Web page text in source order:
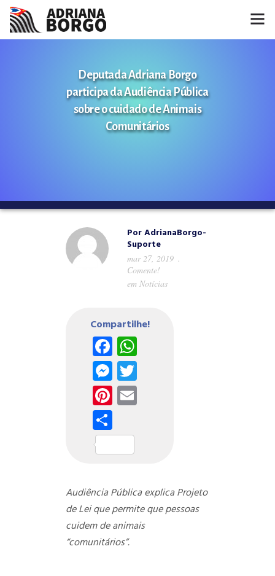
CONHEÇA A ADRIANA
Deputada Adriana Borgo
participa da Audiência Pública
sobre o cuidado de Animais
Comunitários
PorAdrianaBorgo-
Suporte
mar 27, 2019
Comente!
em Notícias
Compartilhe!
Facebook
WhatsApp
Messenger
Twitter
Pinterest
Email
Share
Audiência Pública explica Projeto
de Lei que permite que pessoas
cuidem de animais
“comunitários”.